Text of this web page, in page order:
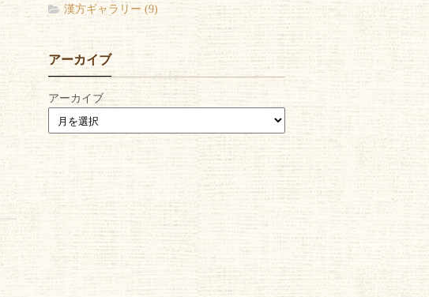
漢方ギャラリー (9)
アーカイブ
アーカイブ